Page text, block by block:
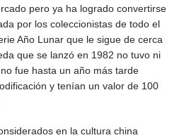
pero ya ha logrado convertirse
por los coleccionistas de todo el
Año Lunar que le sigue de cerca
que se lanzó en 1982 no tuvo ni
fue hasta un año más tarde
y tenían un valor de 100
en la cultura china